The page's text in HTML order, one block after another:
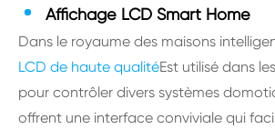
Affichage LCD Smart Home
Dans le royaume des maisons
LCD de haute qualitéEst utilisé dans
pour contrôler divers systèmes
offrent une interface conviviale qui